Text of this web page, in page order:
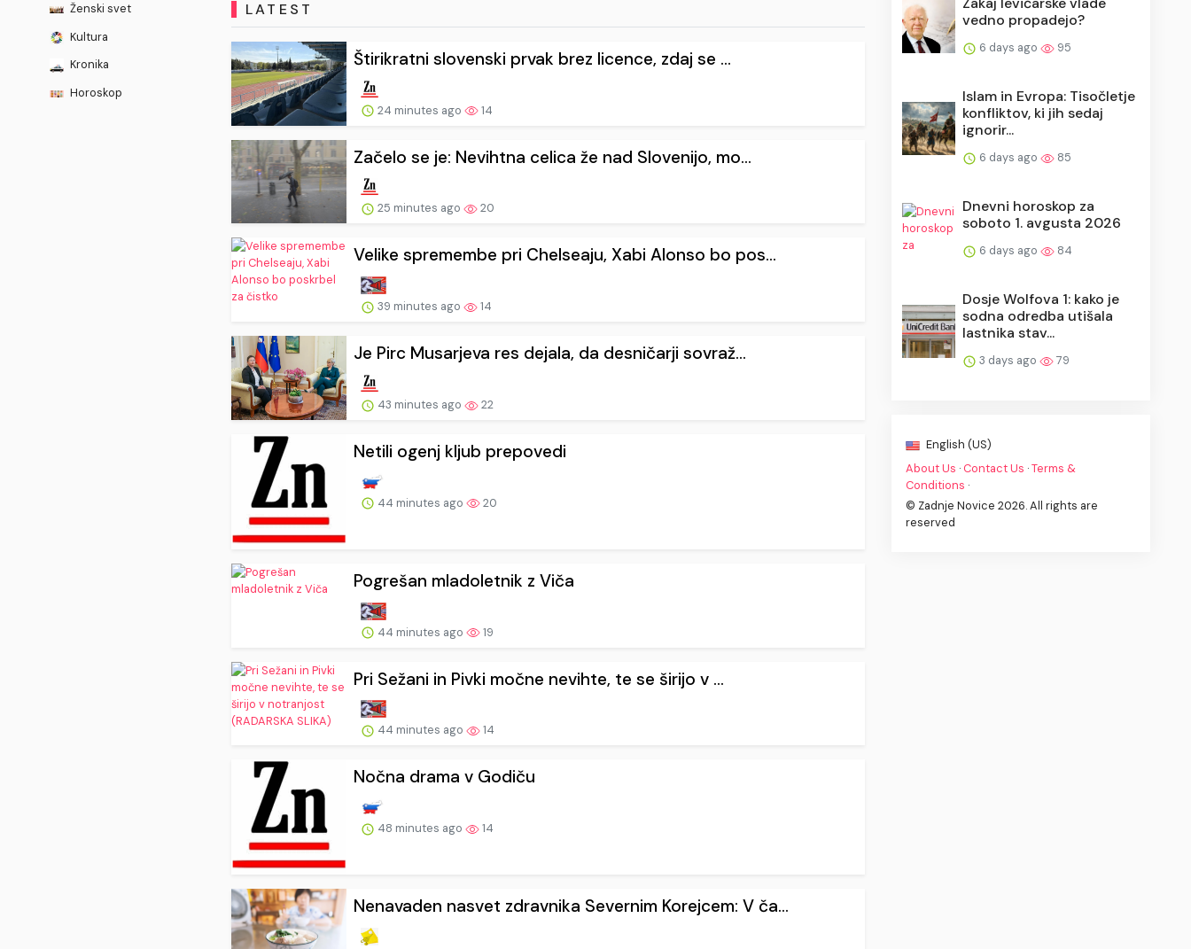
Ženski svet
Kultura
Kronika
Horoskop
LATEST
Štirikratni slovenski prvak brez licence, zdaj se ...
24 minutes ago 14
Začelo se je: Nevihtna celica že nad Slovenijo, mo...
25 minutes ago 20
Velike spremembe pri Chelseaju, Xabi Alonso bo pos...
39 minutes ago 14
Je Pirc Musarjeva res dejala, da desničarji sovraž...
43 minutes ago 22
Netili ogenj kljub prepovedi
44 minutes ago 20
Pogrešan mladoletnik z Viča
44 minutes ago 19
Pri Sežani in Pivki močne nevihte, te se širijo v ...
44 minutes ago 14
Nočna drama v Godiču
48 minutes ago 14
Nenavaden nasvet zdravnika Severnim Korejcem: V ča...
vedno propadejo?
6 days ago 95
Islam in Evropa: Tisočletje
konfliktov, ki jih sedaj
ignorir...
6 days ago 85
Dnevni horoskop za
soboto 1. avgusta 2026
6 days ago 84
Dosje Wolfova 1: kako je
sodna odredba utišala
lastnika stav...
3 days ago 79
English (US)
About Us · Contact Us ·Terms &
Conditions ·
© Zadnje Novice 2026. All rights are
reserved